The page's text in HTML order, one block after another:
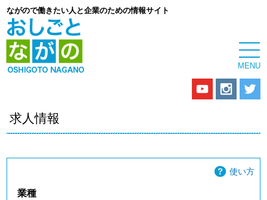
ながので働きたい人と企業のための情報サイト
求人情報
使い方
業種